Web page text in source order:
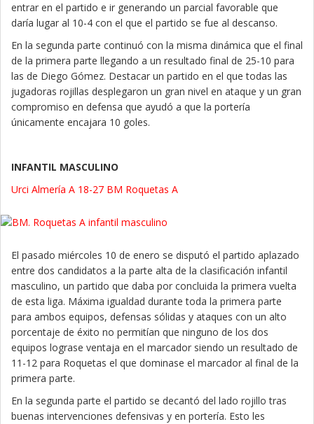
entrar en el partido e ir generando un parcial favorable que
daría lugar al 10-4 con el que el partido se fue al descanso.
En la segunda parte continuó con la misma dinámica que el final
de la primera parte llegando a un resultado final de 25-10 para
las de Diego Gómez. Destacar un partido en el que todas las
jugadoras rojillas desplegaron un gran nivel en ataque y un gran
compromiso en defensa que ayudó a que la portería
únicamente encajara 10 goles.
INFANTIL MASCULINO
Urci Almería A 18-27 BM Roquetas A
El pasado miércoles 10 de enero se disputó el partido aplazado
entre dos candidatos a la parte alta de la clasificación infantil
masculino, un partido que daba por concluida la primera vuelta
de esta liga. Máxima igualdad durante toda la primera parte
para ambos equipos, defensas sólidas y ataques con un alto
porcentaje de éxito no permitían que ninguno de los dos
equipos lograse ventaja en el marcador siendo un resultado de
11-12 para Roquetas el que dominase el marcador al final de la
primera parte.
En la segunda parte el partido se decantó del lado rojillo tras
buenas intervenciones defensivas y en portería. Esto les